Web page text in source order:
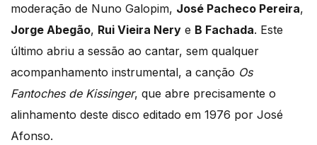
moderação de Nuno Galopim, José Pacheco Pereira,
Jorge Abegão, Rui Vieira Nery e B Fachada. Este
último abriu a sessão ao cantar, sem qualquer
acompanhamento instrumental, a canção Os
Fantoches de Kissinger, que abre precisamente o
alinhamento deste disco editado em 1976 por José
Afonso.